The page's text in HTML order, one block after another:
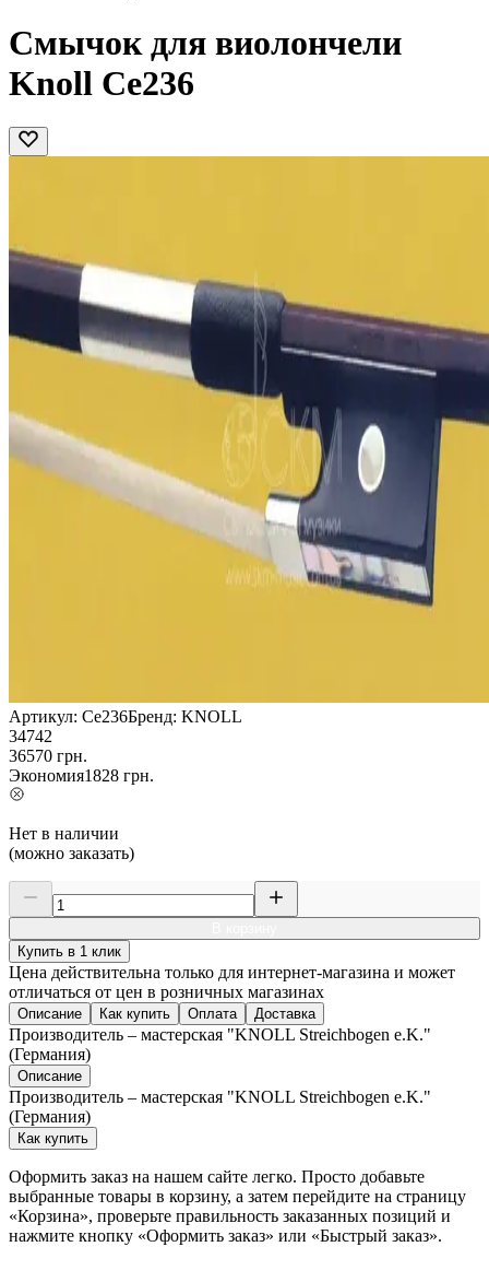
Смычок для виолончели
Knoll Ce236
Артикул: Ce236Бренд: KNOLL
34742
36570 грн.
Экономия1828 грн.
Нет в наличии
(можно заказать)
Купить в 1 клик
Цена действительна только для интернет-магазина и может
отличаться от цен в розничных магазинах
Описание Как купить Оплата Доставка
Производитель – мастерская "KNOLL Streichbogen e.K."
(Германия)
Описание
Производитель – мастерская "KNOLL Streichbogen e.K."
(Германия)
Как купить
Оформить заказ на нашем сайте легко. Просто добавьте
выбранные товары в корзину, а затем перейдите на страницу
«Корзина», проверьте правильность заказанных позиций и
нажмите кнопку «Оформить заказ» или «Быстрый заказ».